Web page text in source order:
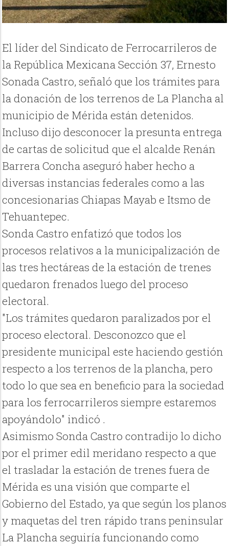
El líder del Sindicato de Ferrocarrileros de
la República Mexicana Sección 37, Ernesto
Sonada Castro, señaló que los trámites para
la donación de los terrenos de La Plancha al
municipio de Mérida están detenidos.
Incluso dijo desconocer la presunta entrega
de cartas de solicitud que el alcalde Renán
Barrera Concha aseguró haber hecho a
diversas instancias federales como a las
concesionarias Chiapas Mayab e Itsmo de
Tehuantepec.
Sonda Castro enfatizó que todos los
procesos relativos a la municipalización de
las tres hectáreas de la estación de trenes
quedaron frenados luego del proceso
electoral.
"Los trámites quedaron paralizados por el
proceso electoral. Desconozco que el
presidente municipal este haciendo gestión
respecto a los terrenos de la plancha, pero
todo lo que sea en beneficio para la sociedad
para los ferrocarrileros siempre estaremos
apoyándolo" indicó .
Asimismo Sonda Castro contradijo lo dicho
por el primer edil meridano respecto a que
el trasladar la estación de trenes fuera de
Mérida es una visión que comparte el
Gobierno del Estado, ya que según los planos
y maquetas del tren rápido trans peninsular
La Plancha seguiría funcionando como